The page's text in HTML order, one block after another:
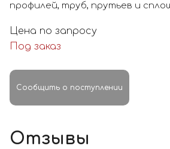
профилей, труб, прутьев и
Цена по запросу
Под заказ
Сообщить о поступлении
Отзывы